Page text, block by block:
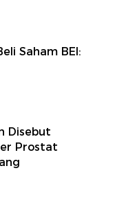
Saham BEI:
Disebut
Prostat